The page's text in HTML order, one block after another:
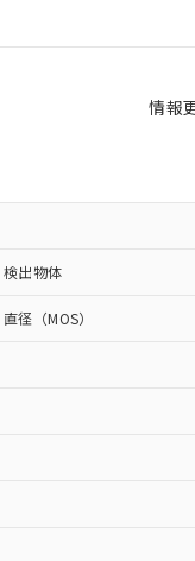
情報
検出物体
直径（MOS）